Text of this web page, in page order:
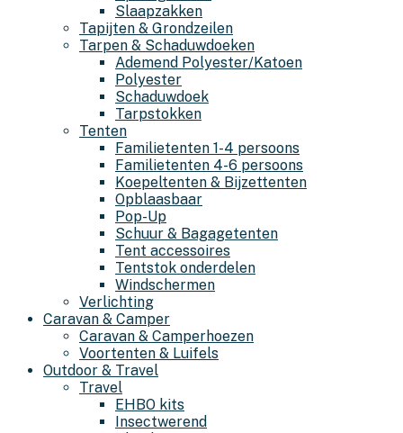
Slaapzakken
Tapijten & Grondzeilen
Tarpen & Schaduwdoeken
Ademend Polyester/Katoen
Polyester
Schaduwdoek
Tarpstokken
Tenten
Familietenten 1-4 persoons
Familietenten 4-6 persoons
Koepeltenten & Bijzettenten
Opblaasbaar
Pop-Up
Schuur & Bagagetenten
Tent accessoires
Tentstok onderdelen
Windschermen
Verlichting
Caravan & Camper
Caravan & Camperhoezen
Voortenten & Luifels
Outdoor & Travel
Travel
EHBO kits
Insectwerend